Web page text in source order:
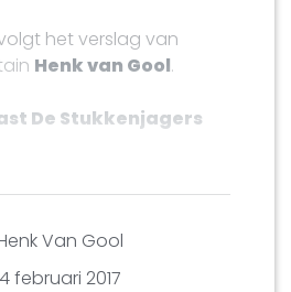
het verslag van
Henk van Gool.
De Stukkenjagers
illusie armer gemaakt.
Voerendaal te blijven,
ziet het er naar
Van Gool
4 februari 2017